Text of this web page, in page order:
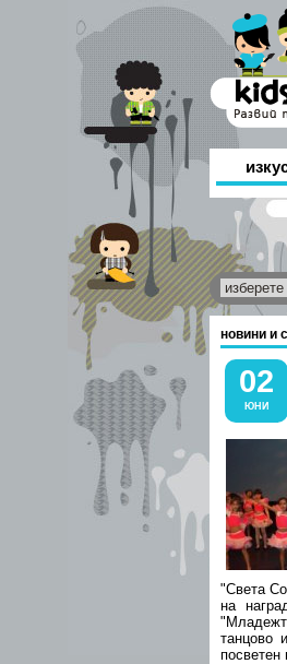
новини и
02
ЮНИ
"Света
на
танцово
посветен